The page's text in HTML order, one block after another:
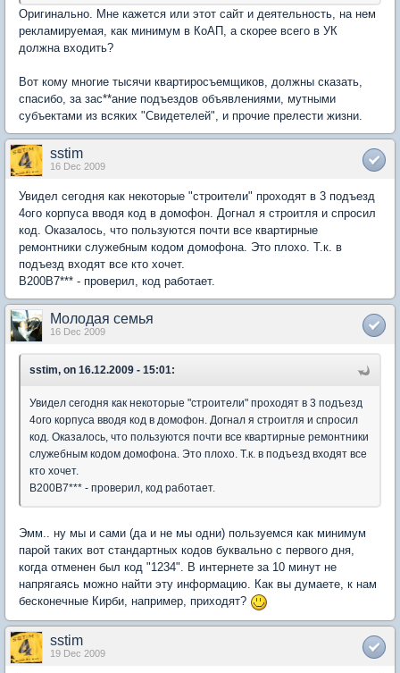
Оригинально. Мне кажется или этот сайт и деятельность, на нем
рекламируемая, как минимум в КоАП, а скорее всего в УК
должна входить?
Вот кому многие тысячи квартиросъемщиков, должны сказать,
спасибо, за зас**ание подъездов объявлениями, мутными
субъектами из всяких "Свидетелей", и прочие прелести жизни.
sstim
16 Dec 2009
Увидел сегодня как некоторые "строители" проходят в 3 подъезд
4ого корпуса вводя код в домофон. Догнал я строитля и спросил
код. Оказалось, что пользуются почти все квартирные
ремонтники служебным кодом домофона. Это плохо. Т.к. в
подъезд входят все кто хочет.
В200В7*** - проверил, код работает.
Молодая семья
16 Dec 2009
sstim, on 16.12.2009 - 15:01:
Увидел сегодня как некоторые "строители" проходят в 3 подъезд
4ого корпуса вводя код в домофон. Догнал я строитля и спросил
код. Оказалось, что пользуются почти все квартирные ремонтники
служебным кодом домофона. Это плохо. Т.к. в подъезд входят все
кто хочет.
В200В7*** - проверил, код работает.
Эмм.. ну мы и сами (да и не мы одни) пользуемся как минимум
парой таких вот стандартных кодов буквально с первого дня,
когда отменен был код "1234". В интернете за 10 минут не
напрягаясь можно найти эту информацию. Как вы думаете, к нам
бесконечные Кирби, например, приходят?
sstim
19 Dec 2009